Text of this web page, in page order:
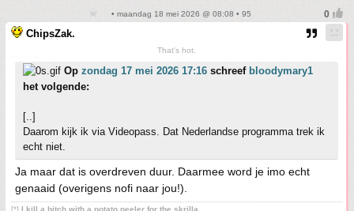
• maandag 18 mei 2026 @ 08:08 • 95
ChipsZak.
That's hot.
Op zondag 17 mei 2026 17:16 schreef bloodymary1
het volgende:
[..]
Daarom kijk ik via Videopass. Dat Nederlandse programma trek ik
echt niet.
Ja maar dat is overdreven duur. Daarmee word je imo echt
genaaid (overigens nofi naar jou!).
[*] I kill a bitch with a potato peeler for the skrilla.